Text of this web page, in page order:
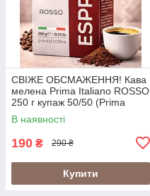
СВІЖЕ ОБСМАЖЕННЯ! Кава
мелена Prima Italiano ROSSO
250 г купаж 50/50 (Prima
Italiano Espresso Rosso)
В наявності
190 ₴ 290 ₴
Купити